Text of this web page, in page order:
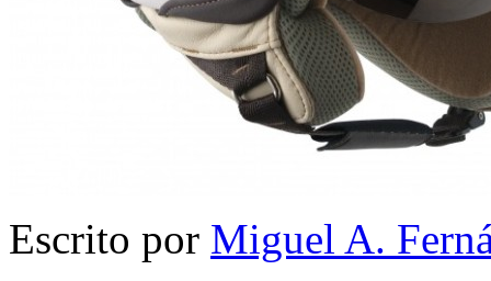
Escrito por Miguel A.